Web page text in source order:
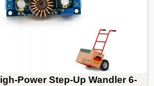
Power Step-Up Wandler 6-